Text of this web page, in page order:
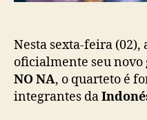
Nesta sexta-feira (02),
oficialmente seu novo
NO NA, o quarteto é
integrantes da